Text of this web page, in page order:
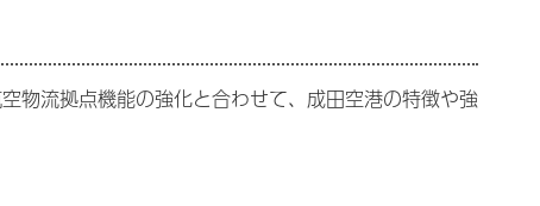
物流拠点機能の強化と合わせて、成田空港の特徴や強